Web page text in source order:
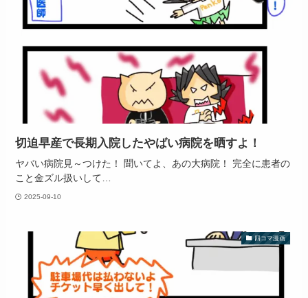
切迫早産で長期入院したやばい病院を晒すよ！
ヤバい病院見～つけた！ 聞いてよ、あの大病院！ 完全に患者の
こと金ズル扱いして…
2025-09-10
四コマ漫画